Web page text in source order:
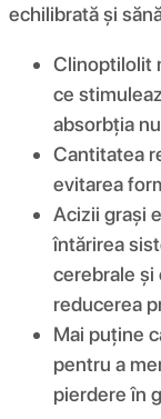
echilibrată și
Clinoptilolit
ce
absorbția
Cantitatea
evitarea
Acizii grași
întărirea
cerebrale și
reducerea
Mai puține
pentru a
pierdere în